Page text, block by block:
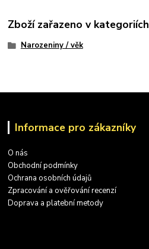
Zboží zařazeno v kategoriích
Narozeniny / věk
Informace pro zákazníky
O nás
Obchodní podmínky
Ochrana osobních údajů
Zpracování a ověřování recenzí
Doprava a platební metody